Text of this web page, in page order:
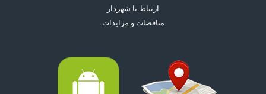
ارتباط با شهردار
مناقصات و مزایدات